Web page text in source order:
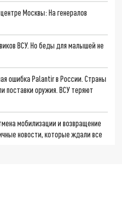
Москвы: На генералов
ВСУ. Но беды для малышей не
ошибка Palantir в России. Страны
поставки оружия. ВСУ теряют
мобилизации и возвращение
новости, которые ждали все